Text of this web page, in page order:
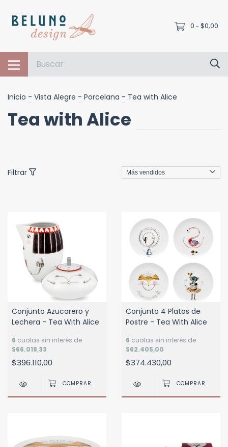
0 - $0,00
Inicio - Vista Alegre - Porcelana - Tea with Alice
Tea with Alice
Filtrar
Conjunto Azucarero y
Lechera - Tea With Alice
6 cuotas sin interés de
$66.018,33
$396.110,00
Conjunto 4 Platos de
Postre - Tea With Alice
6 cuotas sin interés de
$62.405,00
$374.430,00